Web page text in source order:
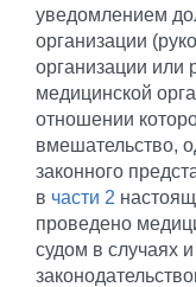
уведомлением
организации
организации или
медицинской
отношении
вмешательство,
законного
в части 2
проведено
судом в случаях